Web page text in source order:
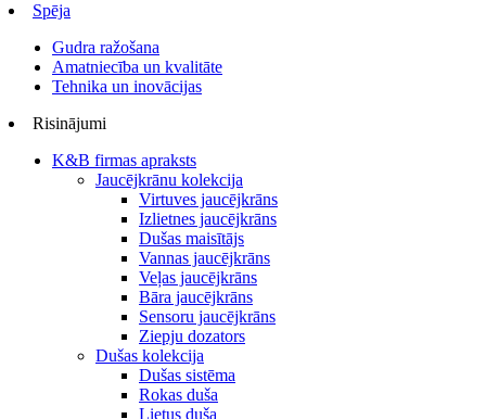
Spēja
Gudra ražošana
Amatniecība un kvalitāte
Tehnika un inovācijas
Risinājumi
K&B firmas apraksts
Jaucējkrānu kolekcija
Virtuves jaucējkrāns
Izlietnes jaucējkrāns
Dušas maisītājs
Vannas jaucējkrāns
Veļas jaucējkrāns
Bāra jaucējkrāns
Sensoru jaucējkrāns
Ziepju dozators
Dušas kolekcija
Dušas sistēma
Rokas duša
Lietus duša